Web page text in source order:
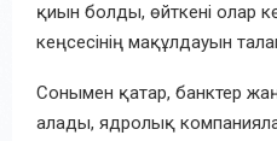
қиын болды, өйткені олар
кеңсесінің мақұлдауын
Сонымен қатар, банктер
алады, ядролық